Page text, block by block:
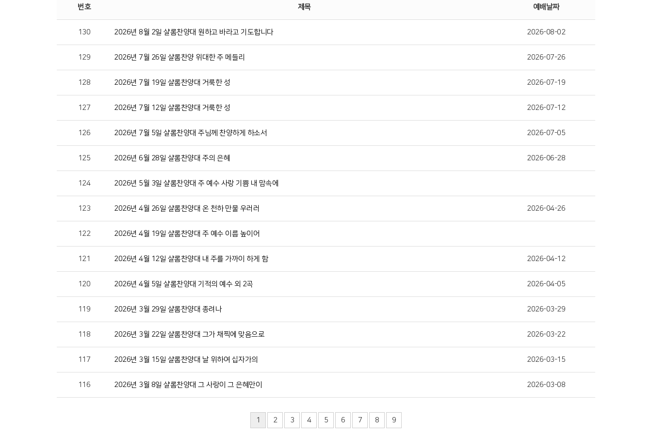
번호 제목 예배날짜
130 2026년 8월 2일 샬롬찬양대 원하고 바라고 기도합니다 2026-08-02
129 2026년 7월 26일 샬롬찬양 위대한 주 메들리 2026-07-26
128 2026년 7월 19일 샬롬찬양대 거룩한 성 2026-07-19
127 2026년 7월 12일 샬롬찬양대 거룩한 성 2026-07-12
126 2026년 7월 5일 샬롬찬양대 주님께 찬양하게 하소서 2026-07-05
125 2026년 6월 28일 샬롬찬양대 주의 은혜 2026-06-28
124 2026년 5월 3일 샬롬찬양대 주 예수 사랑 기쁨 내 맘속에
123 2026년 4월 26일 샬롬찬양대 온 천하 만물 우러러 2026-04-26
122 2026년 4월 19일 샬롬찬양대 주 예수 이름 높이어
121 2026년 4월 12일 샬롬찬양대 내 주를 가까이 하게 함 2026-04-12
120 2026년 4월 5일 샬롬찬양대 기적의 예수 외 2곡 2026-04-05
119 2026년 3월 29일 샬롬찬양대 종려나 2026-03-29
118 2026년 3월 22일 샬롬찬양대 그가 채찍에 맞음으로 2026-03-22
117 2026년 3월 15일 샬롬찬양대 날 위하여 십자가의 2026-03-15
116 2026년 3월 8일 샬롬찬양대 그 사랑이 그 은혜만이 2026-03-08
1 2 3 4 5 6 7 8 9